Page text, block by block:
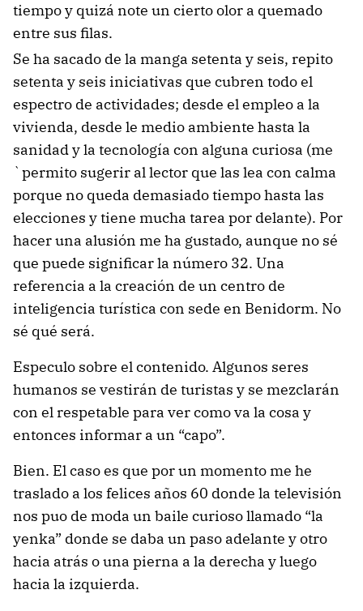
tiempo y quizá note un cierto olor a quemado
entre sus filas.
Se ha sacado de la manga setenta y seis, repito
setenta y seis iniciativas que cubren todo el
espectro de actividades; desde el empleo a la
vivienda, desde le medio ambiente hasta la
sanidad y la tecnología con alguna curiosa (me
`permito sugerir al lector que las lea con calma
porque no queda demasiado tiempo hasta las
elecciones y tiene mucha tarea por delante). Por
hacer una alusión me ha gustado, aunque no sé
que puede significar la número 32. Una
referencia a la creación de un centro de
inteligencia turística con sede en Benidorm. No
sé qué será.
Especulo sobre el contenido. Algunos seres
humanos se vestirán de turistas y se mezclarán
con el respetable para ver como va la cosa y
entonces informar a un “capo”.
Bien. El caso es que por un momento me he
traslado a los felices años 60 donde la televisión
nos puo de moda un baile curioso llamado “la
yenka” donde se daba un paso adelante y otro
hacia atrás o una pierna a la derecha y luego
hacia la izquierda.